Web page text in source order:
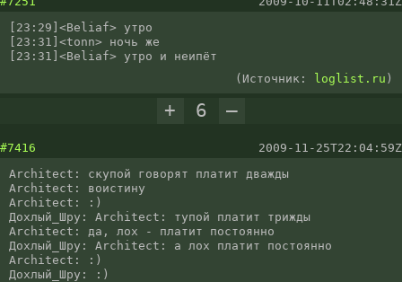
[23:29]<Beliaf> утро
[23:31]<tonn> ночь же
[23:31]<Beliaf> утро и неипёт
(Источник: loglist.ru )
+ 6 –
#7416
2009-11-25T22:04:59Z
Architect: скупой говорят платит дважды
Architect: воистину
Architect: :)
Дохлый_Шру: Architect: тупой платит трижды
Architect: да, лох - платит постоянно
Дохлый_Шру: Architect: а лох платит постоянно
Architect: :)
Дохлый_Шру: :)